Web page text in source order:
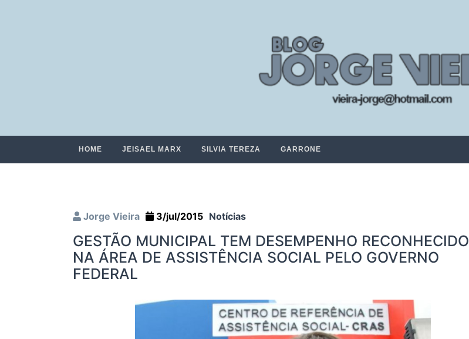
HOME JEISAEL MARX SILVIA TEREZA GARRONE
Jorge Vieira 3/jul/2015 Notícias
GESTÃO MUNICIPAL TEM DESEMPENHO RECONHECIDO
NA ÁREA DE ASSISTÊNCIA SOCIAL PELO GOVERNO
FEDERAL